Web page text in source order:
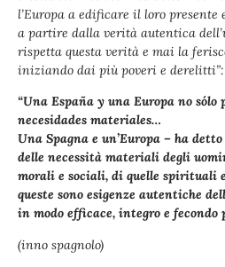
l’Europa a edificare il loro
a partire dalla verità autentica
rispetta questa verità e mai la
iniziando dai più poveri e derelitti”:
“Una España y una Europa no sólo
necesidades materiales…
Una Spagna e un’Europa – ha
delle necessità materiali degli
morali e sociali, di quelle spirituali
queste sono esigenze autentiche
in modo efficace, integro e fecondo
(inno spagnolo)